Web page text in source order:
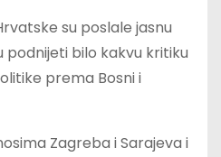
su poslale jasnu
podnijeti bilo kakvu kritiku
prema Bosni i
Zagreba i Sarajeva i